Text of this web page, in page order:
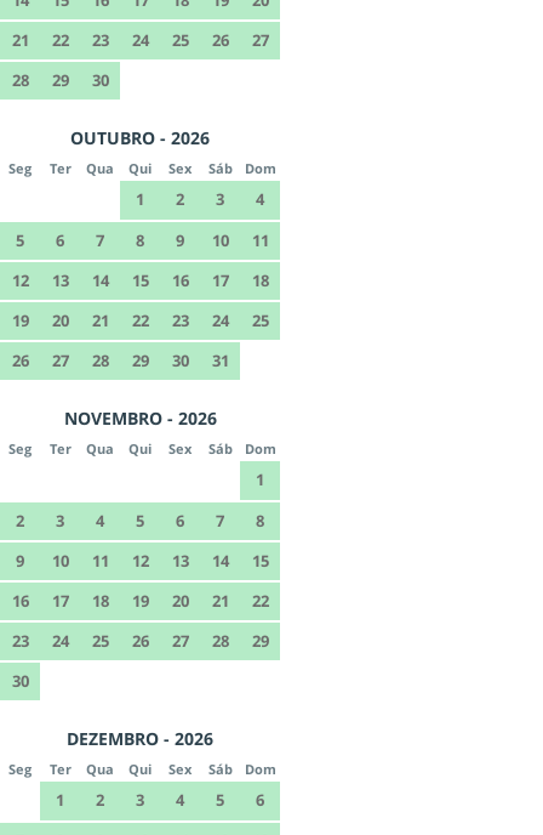
21
22 23 24 25 26
27
28
29 30
OUTUBRO - 2026
Seg Ter Qua Qui Sex Sáb Dom
1 2 3
4
5
6 7 8 9 10
11
12
13 14 15 16 17
18
19
20 21 22 23 24
25
26
27 28 29 30 31
NOVEMBRO - 2026
Seg Ter Qua Qui Sex Sáb Dom
1
2
3 4 5 6 7
8
9
10 11 12 13 14
15
16
17 18 19 20 21
22
23
24 25 26 27 28
29
30
DEZEMBRO - 2026
Seg Ter Qua Qui Sex Sáb Dom
1 2 3 4 5
6